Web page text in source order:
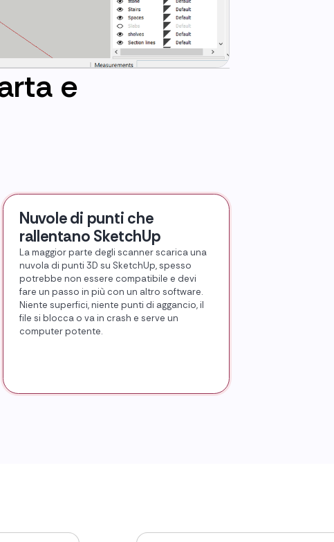
e
Nuvole di punti che
rallentano SketchUp
La maggior parte degli scanner scarica una
nuvola di punti 3D su SketchUp, spesso
potrebbe non essere compatibile e devi
fare un passo in più con un altro software.
Niente superfici, niente punti di aggancio, il
file si blocca o va in crash e serve un
computer potente.